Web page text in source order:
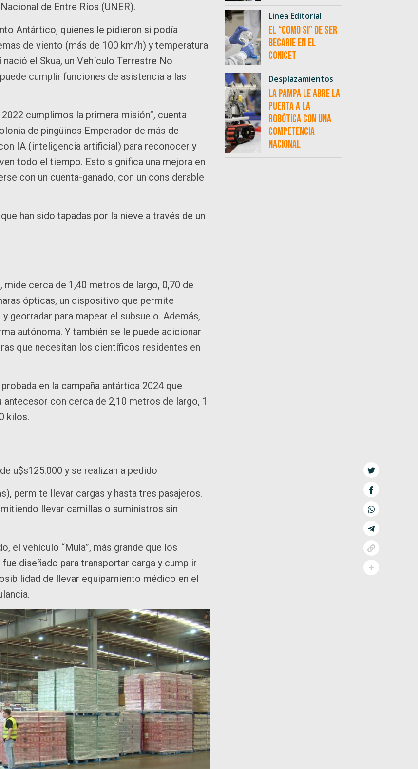
de Entre Ríos (UNER).
Antártico, quienes le pidieron si podía
de viento (más de 100 km/h) y temperatura
el Skua, un Vehículo Terrestre No
cumplir funciones de asistencia a las
cumplimos la primera misión”, cuenta
de pingüinos Emperador de más de
IA (inteligencia artificial) para reconocer y
todo el tiempo. Esto significa una mejora en
con un cuenta-ganado, con un considerable
han sido tapadas por la nieve a través de un
cerca de 1,40 metros de largo, 0,70 de
ópticas, un dispositivo que permite
georradar para mapear el subsuelo. Además,
autónoma. Y también se le puede adicionar
que necesitan los científicos residentes en
en la campaña antártica 2024 que
con cerca de 2,10 metros de largo, 1
kilos.
u$s125.000 y se realizan a pedido
permite llevar cargas y hasta tres pasajeros.
llevar camillas o suministros sin
el vehículo “Mula”, más grande que los
diseñado para transportar carga y cumplir
de llevar equipamiento médico en el
Linea Editorial
El “como si” de ser
becarie en el
CONICET
Desplazamientos
La Pampa le abre la
puerta a la
robótica con una
competencia
nacional